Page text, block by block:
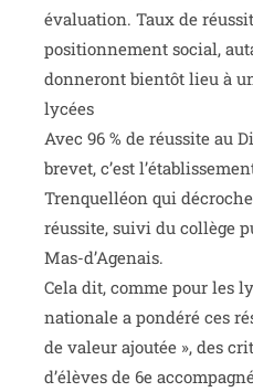
évaluation. Taux de
positionnement social,
donneront bientôt lieu à
lycées
Avec 96 % de réussite au
brevet, c’est
Trenquelléon qui
réussite, suivi du collège
Mas-d’Agenais.
Cela dit, comme pour les
nationale a pondéré ces
de valeur ajoutée », des
d’élèves de 6e